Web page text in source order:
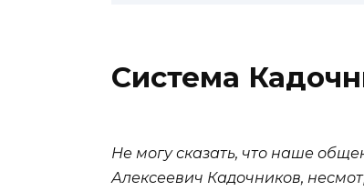
Система
Не могу сказать, что наше
Алексеевич Кадочников,